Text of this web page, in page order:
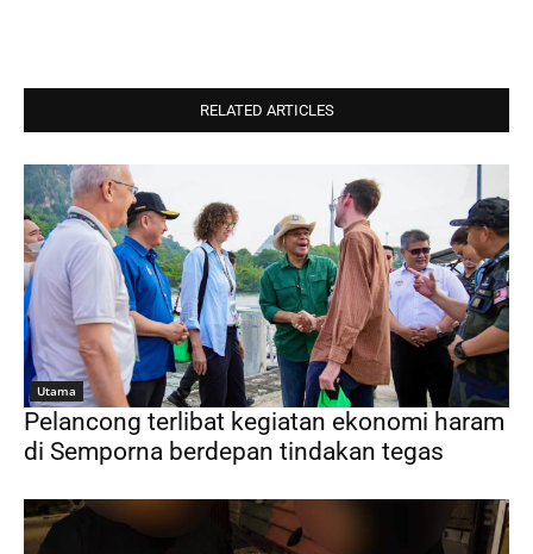
RELATED ARTICLES
Utama
Pelancong terlibat kegiatan ekonomi haram
di Semporna berdepan tindakan tegas